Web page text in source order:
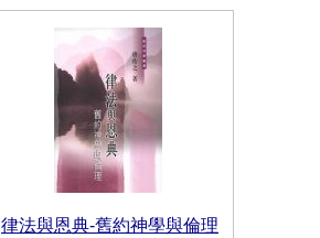
律法與恩典-舊約神學與倫理